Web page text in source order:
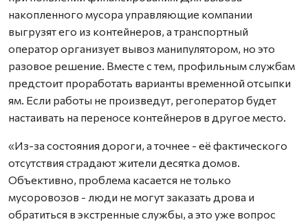
накопленного мусора управляющие компании
выгрузят его из контейнеров, а транспортный
оператор организует вывоз манипулятором, но это
разовое решение. Вместе с тем, профильным службам
предстоит проработать варианты временной отсыпки
ям. Если работы не произведут, регоператор будет
настаивать на переносе контейнеров в другое место.
«Из-за состояния дороги, а точнее - её фактического
отсутствия страдают жители десятка домов.
Объективно, проблема касается не только
мусоровозов - люди не могут заказать дрова и
обратиться в экстренные службы, а это уже вопрос